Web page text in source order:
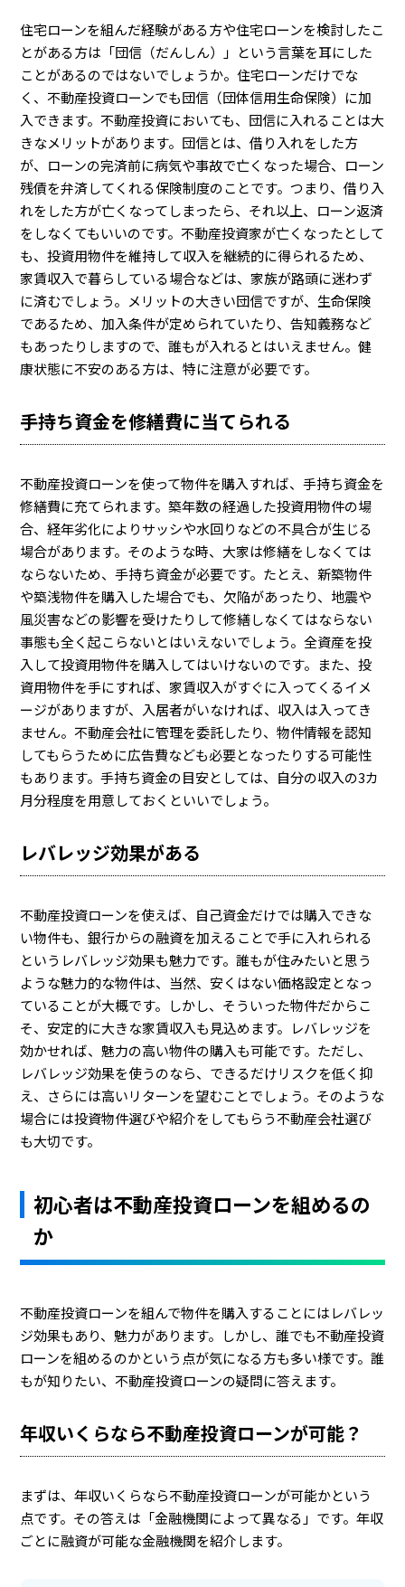
住宅ローンを組んだ経験がある方や住宅ローンを検討したこ
とがある方は「団信（だんしん）」という言葉を耳にした
ことがあるのではないでしょうか。住宅ローンだけでな
く、不動産投資ローンでも団信（団体信用生命保険）に加
入できます。不動産投資においても、団信に入れることは大
きなメリットがあります。団信とは、借り入れをした方
が、ローンの完済前に病気や事故で亡くなった場合、ローン
残債を弁済してくれる保険制度のことです。つまり、借り入
れをした方が亡くなってしまったら、それ以上、ローン返済
をしなくてもいいのです。不動産投資家が亡くなったとして
も、投資用物件を維持して収入を継続的に得られるため、
家賃収入で暮らしている場合などは、家族が路頭に迷わず
に済むでしょう。メリットの大きい団信ですが、生命保険
であるため、加入条件が定められていたり、告知義務など
もあったりしますので、誰もが入れるとはいえません。健
康状態に不安のある方は、特に注意が必要です。
手持ち資金を修繕費に当てられる
不動産投資ローンを使って物件を購入すれば、手持ち資金を
修繕費に充てられます。築年数の経過した投資用物件の場
合、経年劣化によりサッシや水回りなどの不具合が生じる
場合があります。そのような時、大家は修繕をしなくては
ならないため、手持ち資金が必要です。たとえ、新築物件
や築浅物件を購入した場合でも、欠陥があったり、地震や
風災害などの影響を受けたりして修繕しなくてはならない
事態も全く起こらないとはいえないでしょう。全資産を投
入して投資用物件を購入してはいけないのです。また、投
資用物件を手にすれば、家賃収入がすぐに入ってくるイメ
ージがありますが、入居者がいなければ、収入は入ってき
ません。不動産会社に管理を委託したり、物件情報を認知
してもらうために広告費なども必要となったりする可能性
もあります。手持ち資金の目安としては、自分の収入の3カ
月分程度を用意しておくといいでしょう。
レバレッジ効果がある
不動産投資ローンを使えば、自己資金だけでは購入できな
い物件も、銀行からの融資を加えることで手に入れられる
というレバレッジ効果も魅力です。誰もが住みたいと思う
ような魅力的な物件は、当然、安くはない価格設定となっ
ていることが大概です。しかし、そういった物件だからこ
そ、安定的に大きな家賃収入も見込めます。レバレッジを
効かせれば、魅力の高い物件の購入も可能です。ただし、
レバレッジ効果を使うのなら、できるだけリスクを低く抑
え、さらには高いリターンを望むことでしょう。そのような
場合には投資物件選びや紹介をしてもらう不動産会社選び
も大切です。
初心者は不動産投資ローンを組めるの
か
不動産投資ローンを組んで物件を購入することにはレバレッ
ジ効果もあり、魅力があります。しかし、誰でも不動産投資
ローンを組めるのかという点が気になる方も多い様です。誰
もが知りたい、不動産投資ローンの疑問に答えます。
年収いくらなら不動産投資ローンが可能？
まずは、年収いくらなら不動産投資ローンが可能かという
点です。その答えは「金融機関によって異なる」です。年収
ごとに融資が可能な金融機関を紹介します。